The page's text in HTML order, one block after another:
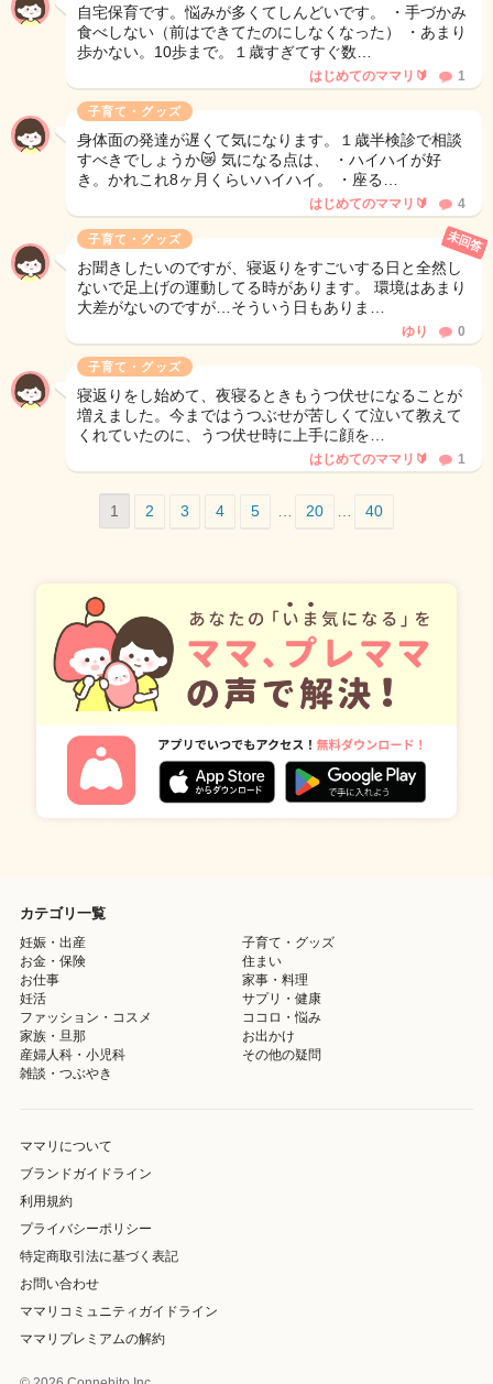
自宅保育です。悩みが多くてしんどいです。 ・手づかみ
食べしない（前はできてたのにしなくなった） ・あまり
歩かない。10歩まで。１歳すぎてすぐ数…
はじめてのママリ🔰 1
子育て・グッズ
身体面の発達が遅くて気になります。１歳半検診で相談
すべきでしょうか😿 気になる点は、 ・ハイハイが好
き。かれこれ8ヶ月くらいハイハイ。 ・座る…
はじめてのママリ🔰 4
子育て・グッズ
お聞きしたいのですが、寝返りをすごいする日と全然し
ないで足上げの運動してる時があります。 環境はあまり
大差がないのですが…そういう日もありま…
未回答
ゆり 0
子育て・グッズ
寝返りをし始めて、夜寝るときもうつ伏せになることが
増えました。今まではうつぶせが苦しくて泣いて教えて
くれていたのに、うつ伏せ時に上手に顔を…
はじめてのママリ🔰 1
1 2 3 4 5 20 40
カテゴリ一覧
妊娠・出産
子育て・グッズ
お金・保険
住まい
お仕事
家事・料理
妊活
サプリ・健康
ファッション・コスメ
ココロ・悩み
家族・旦那
お出かけ
産婦人科・小児科
その他の疑問
雑談・つぶやき
ママリについて
ブランドガイドライン
利用規約
プライバシーポリシー
特定商取引法に基づく表記
お問い合わせ
ママリコミュニティガイドライン
ママリプレミアムの解約